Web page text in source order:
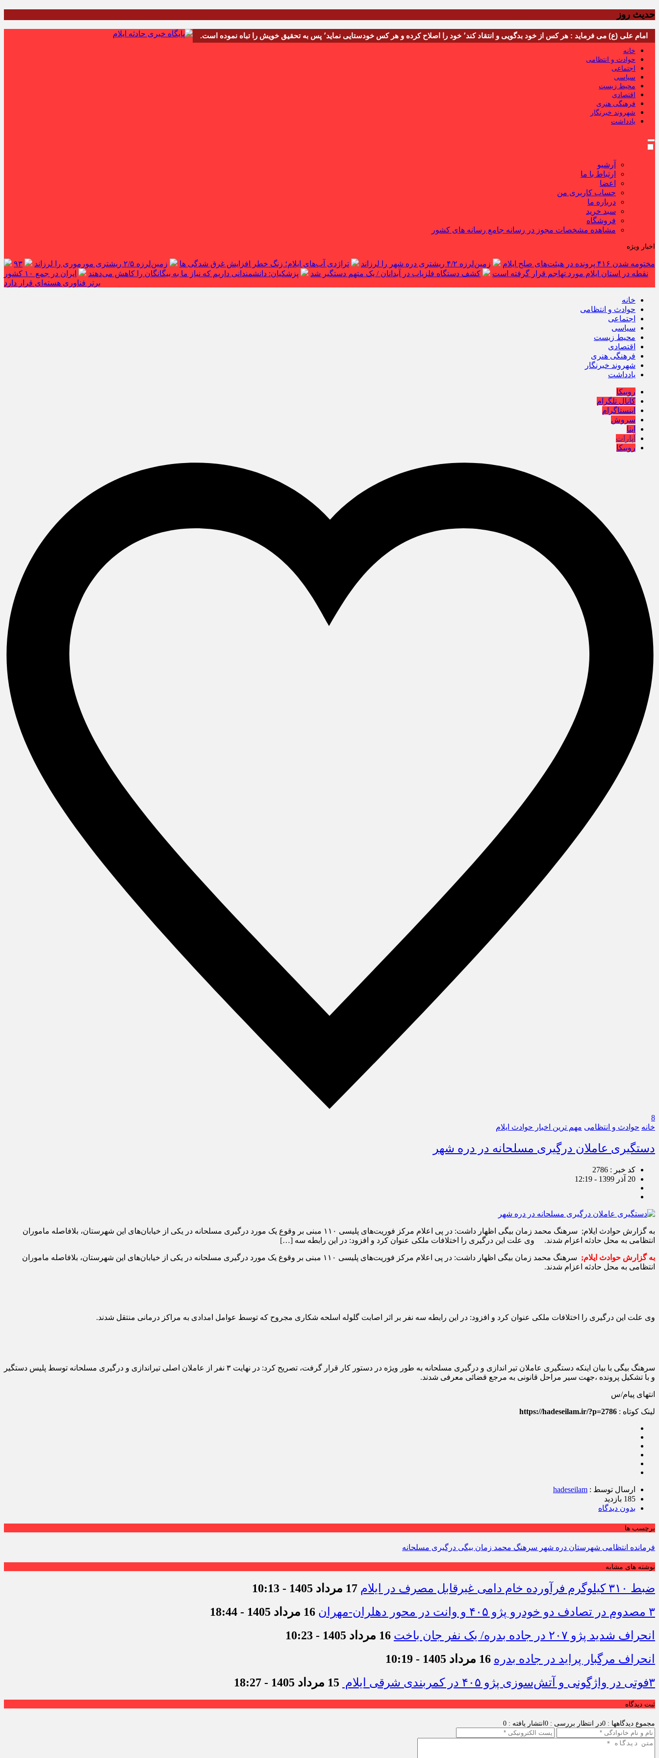
حدیث روز
امام علی (ع) می فرماید : هر کس از خود بدگویی و انتقاد کند٬ خود را اصلاح کرده و هر کس خودستایی نماید٬ پس به تحقیق خویش را تباه نموده است.
خانه
حوادث و انتظامی
اجتماعی
سیاسی
محیط زیست
اقتصادی
فرهنگی هنری
شهروند خبرنگار
یادداشت
آرشیو
ارتباط با ما
اعضا
حساب کاربری من
درباره ما
سبد خرید
فروشگاه
مشاهده مشخصات مجوز در رسانه جامع رسانه های کشور
اخبار ویژه
مختومه شدن ۴۱۶ پرونده در هیئت‌های صلح ایلام زمین‌لرزه ۴/۲ ریشتری دره شهر را لرزاند تراژدی آب‌های ایلام؛ زنگ خطر افزایش غرق شدگی ها زمین‌لرزه ۲/۵ ریشتری مورموری را لرزاند
۹۳
نقطه در استان ایلام مورد تهاجم قرار گرفته است
کشف دستگاه فلزیاب در آبدانان / یک متهم دستگیر شد پزشکیان: دانشمندانی داریم که نیاز ما به بیگانگان را کاهش می‌دهند
ایران در جمع ۱۰ کشور
برتر فناوری هسته‌ای قرار دارد
خانه
حوادث و انتظامی
اجتماعی
سیاسی
محیط زیست
اقتصادی
فرهنگی هنری
شهروند خبرنگار
یادداشت
روبیکا
کانال تلگرام
اینستاگرام
سروش
ایتا
آپارات
روبیکا
8
خانه حوادث و انتظامی مهم ترین اخبار حوادث ایلام
دستگیری عاملان درگیری مسلحانه در دره شهر
کد خبر : 2786
20 آذر 1399 - 12:19
به گزارش حوادث ایلام; سرهنگ محمد زمان بیگی اظهار داشت: در پی اعلام مرکز فوریت‌های پلیسی ۱۱۰ مبنی بر وقوع یک مورد درگیری مسلحانه در یکی از خیابان‌های این شهرستان، بلافاصله ماموران
انتظامی به محل حادثه اعزام شدند. وی علت این درگیری را اختلافات ملکی عنوان کرد و افزود: در این رابطه سه […]
به گزارش حوادث ایلام;
سرهنگ محمد زمان بیگی اظهار داشت: در پی اعلام مرکز فوریت‌های پلیسی ۱۱۰ مبنی بر وقوع یک مورد درگیری مسلحانه در یکی از خیابان‌های این شهرستان، بلافاصله ماموران
انتظامی به محل حادثه اعزام شدند.
وی علت این درگیری را اختلافات ملکی عنوان کرد و افزود: در این رابطه سه نفر بر اثر اصابت گلوله اسلحه شکاری مجروح که توسط عوامل امدادی به مراکز درمانی منتقل شدند.
سرهنگ بیگی با بیان اینکه دستگیری عاملان تیر اندازی و درگیری مسلحانه به طور ویژه در دستور کار قرار گرفت، تصریح کرد: در نهایت ۳ نفر از عاملان اصلی تیراندازی و درگیری مسلحانه توسط پلیس دستگیر
و با تشکیل پرونده ،جهت سیر مراحل قانونی به مرجع قضائی معرفی شدند.
انتهای پیام/س
لینک کوتاه : https://hadeseilam.ir/?p=2786
ارسال توسط : hadeseilam
185 بازدید
بدون دیدگاه
برچسب ها
فرمانده انتظامی شهرستان دره شهر سرهنگ محمد زمان بیگی درگیری مسلحانه
نوشته های مشابه
ضبط ۳۱۰ کیلوگرم فرآورده خام دامی غیرقابل مصرف در ایلام
17 مرداد 1405 - 10:13
۳ مصدوم در تصادف دو خودرو پژو ۴۰۵ و وانت در محور دهلران-مهران
16 مرداد 1405 - 18:44
انحراف شدید پژو ۲۰۷ در جاده بدره/ یک نفر جان باخت
16 مرداد 1405 - 10:23
انحراف مرگبار پراید در جاده بدره 16 مرداد 1405 - 10:19
۳فوتی در واژگونی و آتش‌سوزی پژو ۴۰۵ در کمربندی شرقی ایلام
15 مرداد 1405 - 18:27
ثبت دیدگاه
مجموع دیدگاهها : 0 در انتظار بررسی : 0 انتشار یافته : 0